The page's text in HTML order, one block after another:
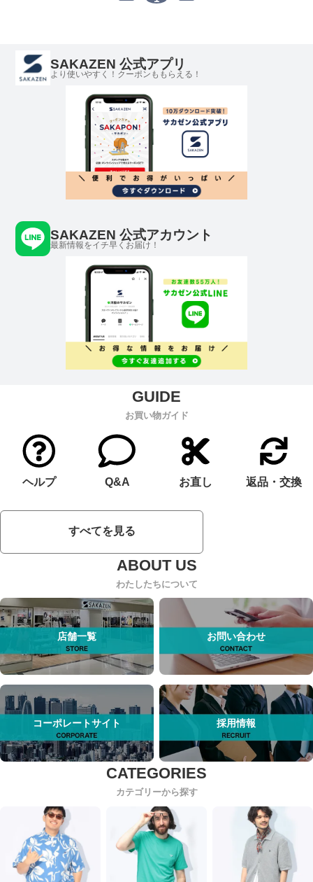
SAKAZEN 公式アプリ
より使いやすく！クーポンももらえる！
SAKAZEN 公式アカウント
最新情報をイチ早くお届け！
お買い物ガイド
ヘルプ Q&A お直し 返品・交換
すべてを見る
わたしたちについて
店舗一覧 お問い合わせ
コーポレートサイト 採用情報
カテゴリーから探す